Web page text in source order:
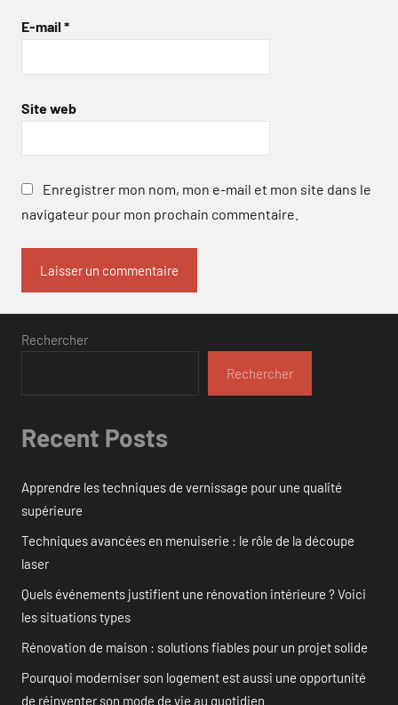
E-mail *
Site web
Enregistrer mon nom, mon e-mail et mon site dans le
navigateur pour mon prochain commentaire.
Rechercher
Rechercher
Recent Posts
Apprendre les techniques de vernissage pour une qualité
supérieure
Techniques avancées en menuiserie : le rôle de la découpe
laser
Quels événements justifient une rénovation intérieure ? Voici
les situations types
Rénovation de maison : solutions fiables pour un projet solide
Pourquoi moderniser son logement est aussi une opportunité
de réinventer son mode de vie au quotidien